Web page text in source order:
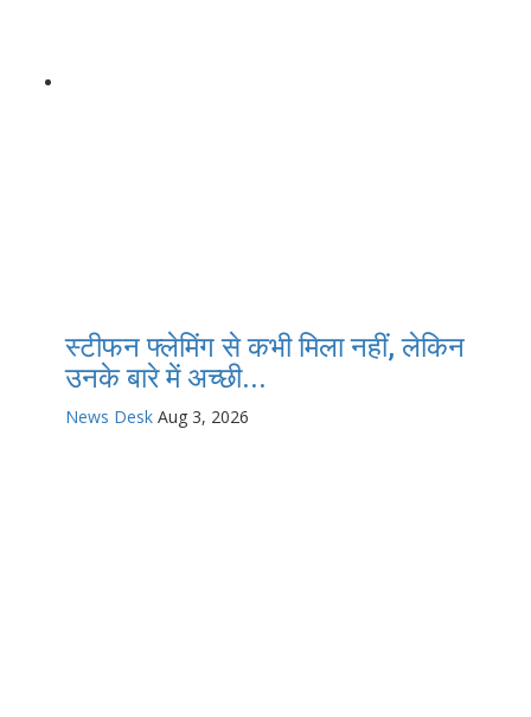
स्टीफन फ्लेमिंग से कभी मिला नहीं, लेकिन
उनके बारे में अच्छी...
News Desk Aug 3, 2026